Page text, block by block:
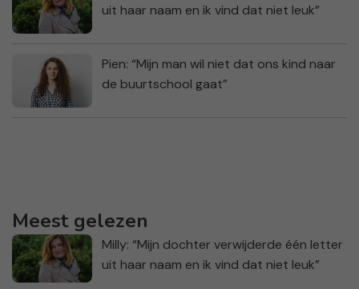
uit haar naam en ik vind dat niet leuk”
Pien: “Mijn man wil niet dat ons kind naar
de buurtschool gaat”
Meest gelezen
Milly: “Mijn dochter verwijderde één letter
uit haar naam en ik vind dat niet leuk”